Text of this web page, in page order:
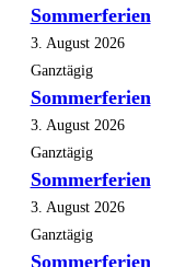
Sommerferien
3. August 2026
Ganztägig
Sommerferien
3. August 2026
Ganztägig
Sommerferien
3. August 2026
Ganztägig
Sommerferien